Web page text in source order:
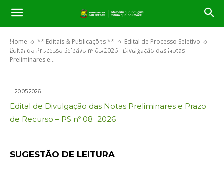
Home ** Editais & Publicações **
Edital de Processo Seletivo
Edital do Processo Seletivo nº 08/2026 - Divulgação das Notas
Preliminares e...
08/2026 – Divulgação das Notas
Preliminares e Data de
interposição de Recursos.
20.05.2026
Edital de Divulgação das Notas Preliminares e Prazo
de Recurso – PS nº 08_2026
SUGESTÃO DE LEITURA